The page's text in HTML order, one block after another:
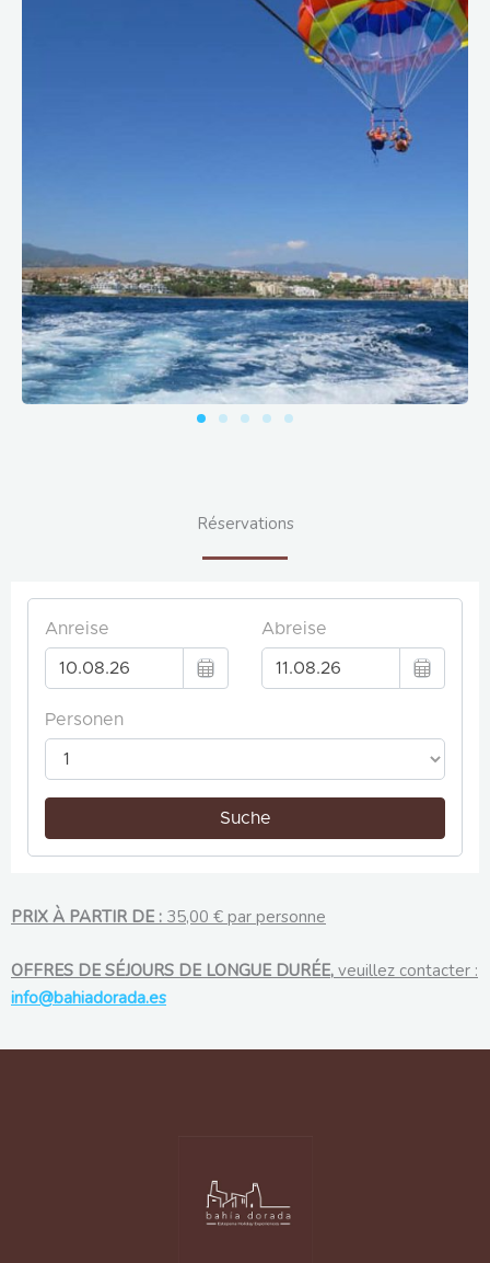
Réservations
PRIX À PARTIR DE : 35,00 € par personne
OFFRES DE SÉJOURS DE LONGUE DURÉE, veuillez contacter :
info@bahiadorada.es